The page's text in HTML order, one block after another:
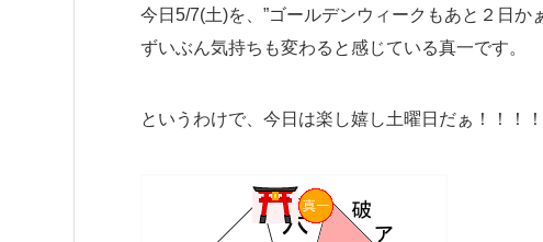
今日5/7(土)を、”ゴールデンウィークもあと２日
ずいぶん気持ちも変わると感じている真一です。
というわけで、今日は楽し嬉し土曜日だぁ！！！